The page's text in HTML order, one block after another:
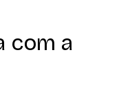
com a